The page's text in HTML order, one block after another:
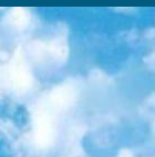
может пригодиться. 9. Edutainme Ещё один ресурс об образовании. В отличие от Newtonew, как мне кажется, Edutainme больше ориентируется на представителей индустрии: педагогов, предпринимателей, разработчиков образовательных проектов. Но и любой, кто просто стремится к саморазвитию, найдёт на сайте много полезного и интересного для себя. Например, информацию о новых курсах и образовательных сервисах. 10. Newtonew Онлайн-медиа об образовании и обучении в широком смысле. Авторы Newtonew пишут об инструментах, заведениях, тактиках и стратегиях, которые помогают учить других и получать новые знания самостоятельно. На этой площадке вы найдёте новости, обзоры, аналитические мат